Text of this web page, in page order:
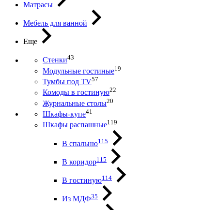
Матрасы
Мебель для ванной
Еще
Стенки43
Модульные гостиные19
Тумбы под ТV57
Комоды в гостиную22
Журнальные столы20
Шкафы-купе41
Шкафы распашные119
В спальню115
В коридор115
В гостиную114
Из МДФ35